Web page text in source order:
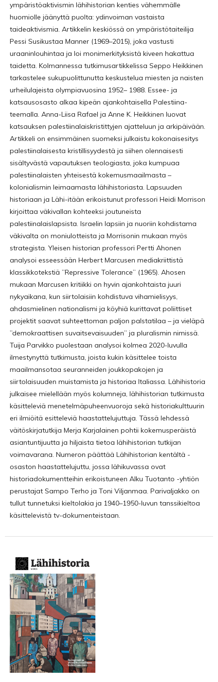
ympäristöaktivismin lähihistorian kenties vähemmälle
huomiolle jäänyttä puolta: ydinvoiman vastaista
taideaktivismia. Artikkelin keskiössä on ympäristötaiteilija
Pessi Susikustaa Manner (1969–2015), joka vastusti
uraaninlouhintaa ja loi monimerkityksistä kiveen hakattua
taidetta. Kolmannessa tutkimusartikkelissa Seppo Heikkinen
tarkastelee sukupuolittunutta keskustelua miesten ja naisten
urheilulajeista olympiavuosina 1952– 1988. Essee- ja
katsausosasto alkaa kipeän ajankohtaisella Palestiina-
teemalla. Anna-Liisa Rafael ja Anne K. Heikkinen luovat
katsauksen palestiinalaiskristittyjen ajatteluun ja arkipäivään.
Artikkeli on ensimmäinen suomeksi julkaistu kokonaisesitys
palestiinalaisesta kristillisyydestä ja siihen olennaisesti
sisältyvästä vapautuksen teologiasta, joka kumpuaa
palestiinalaisten yhteisestä kokemusmaailmasta –
kolonialismin leimaamasta lähihistoriasta. Lapsuuden
historiaan ja Lähi-itään erikoistunut professori Heidi Morrison
kirjoittaa väkivallan kohteeksi joutuneista
palestiinalaislapsista. Israelin lapsiin ja nuoriin kohdistama
väkivalta on moniulotteista ja Morrisonin mukaan myös
strategista. Yleisen historian professori Pertti Ahonen
analysoi esseessään Herbert Marcusen mediakriittistä
klassikkotekstiä ”Repressive Tolerance” (1965). Ahosen
mukaan Marcusen kritiikki on hyvin ajankohtaista juuri
nykyaikana, kun siirtolaisiin kohdistuva vihamielisyys,
ahdasmielinen nationalismi ja köyhiä kurittavat poliittiset
projektit saavat suhteettoman paljon palstatilaa – ja vieläpä
”demokraattisen suvaitsevaisuuden” ja pluralismin nimissä.
Tuija Parvikko puolestaan analysoi kolmea 2020-luvulla
ilmestynyttä tutkimusta, joista kukin käsittelee toista
maailmansotaa seuranneiden joukkopakojen ja
siirtolaisuuden muistamista ja historiaa Italiassa. Lähihistoria
julkaisee mielellään myös kolumneja, lähihistorian tutkimusta
käsitteleviä menetelmäpuheenvuoroja sekä historiakulttuurin
eri ilmiöitä esitteleviä haastattelujuttuja. Tässä lehdessä
väitöskirjatutkija Merja Karjalainen pohtii kokemusperäistä
asiantuntijuutta ja hiljaista tietoa lähihistorian tutkijan
voimavarana. Numeron päättää Lähihistorian kentältä -
osaston haastattelujuttu, jossa lähikuvassa ovat
historiadokumentteihin erikoistuneen Alku Tuotanto -yhtiön
perustajat Sampo Terho ja Toni Viljanmaa. Parivaljakko on
tullut tunnetuksi kieltolakia ja 1940–1950-luvun tanssikieltoa
käsittelevistä tv-dokumenteistaan.